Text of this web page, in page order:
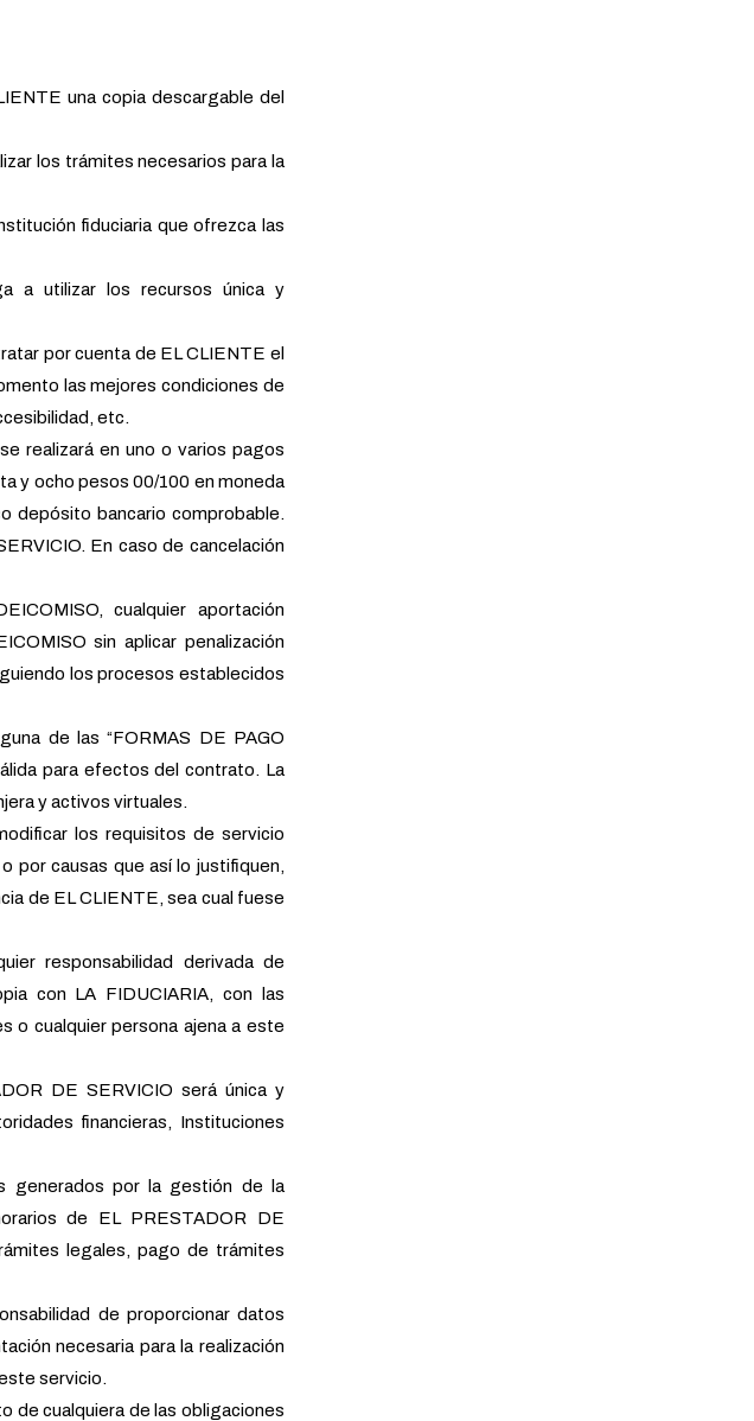
una copia descargable del
los trámites necesarios para la
fiduciaria que ofrezca las
a utilizar los recursos única y
por cuenta de EL CLIENTE el
las mejores condiciones de
etc.
realizará en uno o varios pagos
y ocho pesos 00/100 en moneda
depósito bancario comprobable.
En caso de cancelación
cualquier aportación
sin aplicar penalización
los procesos establecidos
de las “FORMAS DE PAGO
para efectos del contrato. La
y activos virtuales.
los requisitos de servicio
por causas que así lo justifiquen,
de EL CLIENTE, sea cual fuese
responsabilidad derivada de
con LA FIDUCIARIA, con las
o cualquier persona ajena a este
DE SERVICIO será única y
financieras, Instituciones
generados por la gestión de la
de EL PRESTADOR DE
legales, pago de trámites
de proporcionar datos
necesaria para la realización
servicio.
de cualquiera de las obligaciones